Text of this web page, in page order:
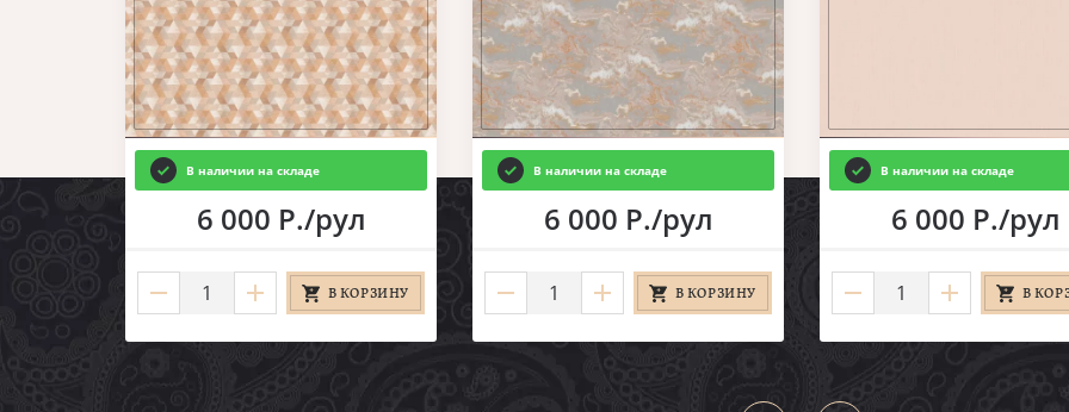
В наличии на складе
6 000 Р./рул
В КОРЗИНУ
В наличии на складе
6 000 Р./рул
В КОРЗИНУ
В наличии на складе
6 000 Р./рул
В